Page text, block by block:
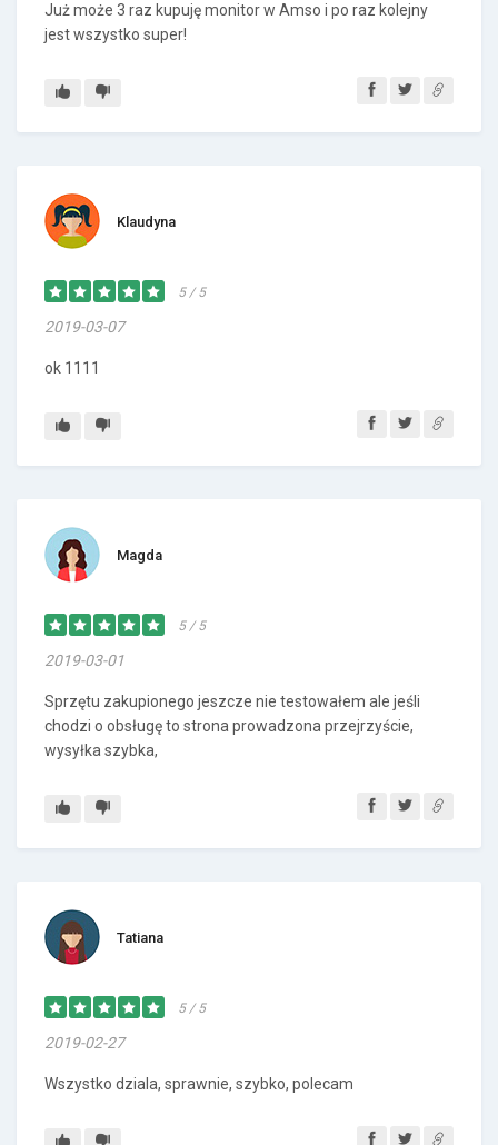
Już może 3 raz kupuję monitor w Amso i po raz kolejny
jest wszystko super!
Klaudyna
5 / 5
2019-03-07
ok 1111
Magda
5 / 5
2019-03-01
Sprzętu zakupionego jeszcze nie testowałem ale jeśli
chodzi o obsługę to strona prowadzona przejrzyście,
wysyłka szybka,
Tatiana
5 / 5
2019-02-27
Wszystko dziala, sprawnie, szybko, polecam